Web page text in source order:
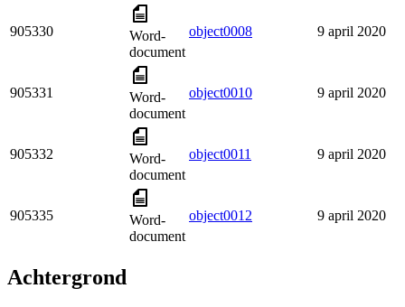
905330
Word-
document
object0008 9 april 2020
905331
Word-
document
object0010 9 april 2020
905332
Word-
document
object0011 9 april 2020
905335
Word-
document
object0012 9 april 2020
Achtergrond